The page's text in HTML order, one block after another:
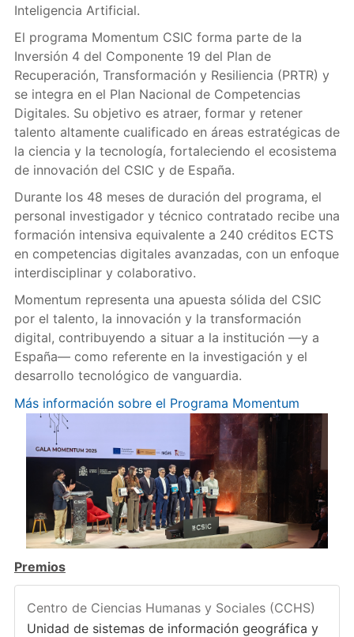
Inteligencia Artificial.
El programa Momentum CSIC forma parte de la
Inversión 4 del Componente 19 del Plan de
Recuperación, Transformación y Resiliencia (PRTR) y
se integra en el Plan Nacional de Competencias
Digitales. Su objetivo es atraer, formar y retener
talento altamente cualificado en áreas estratégicas de
la ciencia y la tecnología, fortaleciendo el ecosistema
de innovación del CSIC y de España.
Durante los 48 meses de duración del programa, el
personal investigador y técnico contratado recibe una
formación intensiva equivalente a 240 créditos ECTS
en competencias digitales avanzadas, con un enfoque
interdisciplinar y colaborativo.
Momentum representa una apuesta sólida del CSIC
por el talento, la innovación y la transformación
digital, contribuyendo a situar a la institución —y a
España— como referente en la investigación y el
desarrollo tecnológico de vanguardia.
Más información sobre el Programa Momentum
Premios
Centro de Ciencias Humanas y Sociales (CCHS)
Unidad de sistemas de información geográfica y